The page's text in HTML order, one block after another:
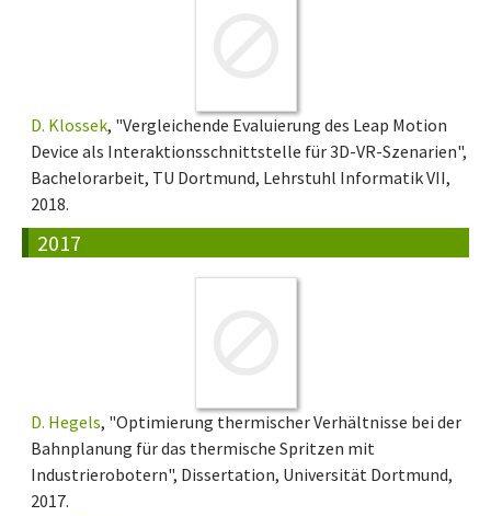
D. Klossek, "Vergleichende Evaluierung des Leap Motion
Device als Interaktionsschnittstelle für 3D-VR-Szenarien",
Bachelorarbeit, TU Dortmund, Lehrstuhl Informatik VII,
2018.
2017
D. Hegels, "Optimierung thermischer Verhältnisse bei der
Bahnplanung für das thermische Spritzen mit
Industrierobotern", Dissertation, Universität Dortmund,
2017.